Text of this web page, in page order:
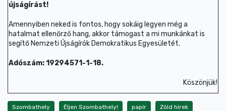
újságírást!
Amennyiben neked is fontos, hogy sokáig legyen még a
hatalmat ellenőrző hang, akkor támogast a mi munkánkat is
segítő Nemzeti Újságírók Demokratikus Egyesületét.
Adószám: 19294571-1-18.
Köszönjük!
Szombathely Éljen Szombathely! papír Zöld hírek